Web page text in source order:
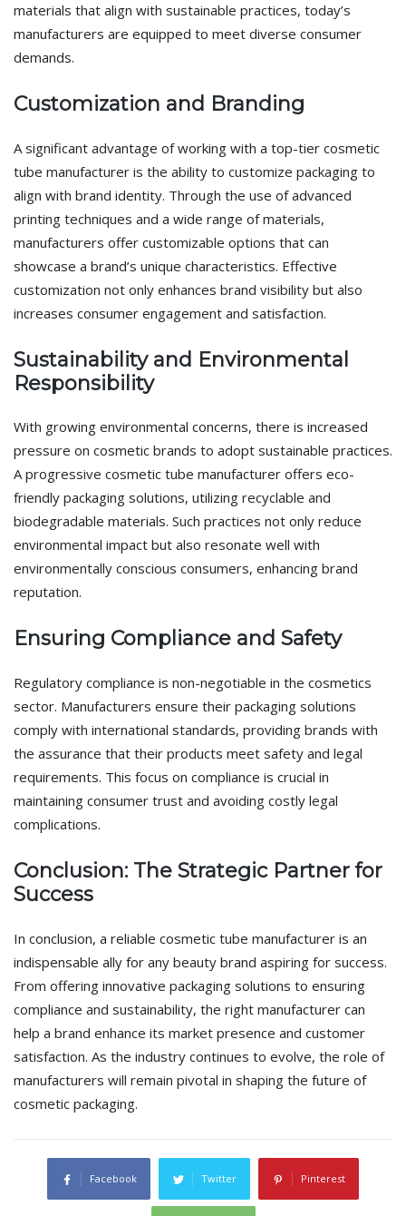
materials that align with sustainable practices, today’s
manufacturers are equipped to meet diverse consumer
demands.
Customization and Branding
A significant advantage of working with a top-tier cosmetic
tube manufacturer is the ability to customize packaging to
align with brand identity. Through the use of advanced
printing techniques and a wide range of materials,
manufacturers offer customizable options that can
showcase a brand’s unique characteristics. Effective
customization not only enhances brand visibility but also
increases consumer engagement and satisfaction.
Sustainability and Environmental
Responsibility
With growing environmental concerns, there is increased
pressure on cosmetic brands to adopt sustainable practices.
A progressive cosmetic tube manufacturer offers eco-
friendly packaging solutions, utilizing recyclable and
biodegradable materials. Such practices not only reduce
environmental impact but also resonate well with
environmentally conscious consumers, enhancing brand
reputation.
Ensuring Compliance and Safety
Regulatory compliance is non-negotiable in the cosmetics
sector. Manufacturers ensure their packaging solutions
comply with international standards, providing brands with
the assurance that their products meet safety and legal
requirements. This focus on compliance is crucial in
maintaining consumer trust and avoiding costly legal
complications.
Conclusion: The Strategic Partner for
Success
In conclusion, a reliable cosmetic tube manufacturer is an
indispensable ally for any beauty brand aspiring for success.
From offering innovative packaging solutions to ensuring
compliance and sustainability, the right manufacturer can
help a brand enhance its market presence and customer
satisfaction. As the industry continues to evolve, the role of
manufacturers will remain pivotal in shaping the future of
cosmetic packaging.
Facebook Twitter Pinterest